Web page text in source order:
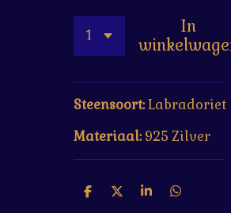
In
Steensoort:Labradoriet
Materiaal:925 Zilver
D
D
S
D